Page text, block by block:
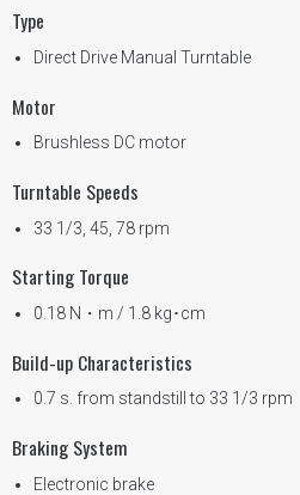
Type
Direct Drive Manual Turntable
Motor
Brushless DC motor
Turntable Speeds
33 1/3, 45, 78 rpm
Starting Torque
0.18 N・m / 1.8 kg･cm
Build-up Characteristics
0.7 s. from standstill to 33 1/3 rpm
Braking System
Electronic brake